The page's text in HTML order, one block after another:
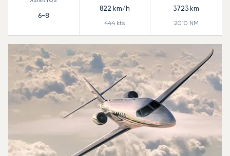
6-8
822 km/h
444 kts
3723 km
2010 NM